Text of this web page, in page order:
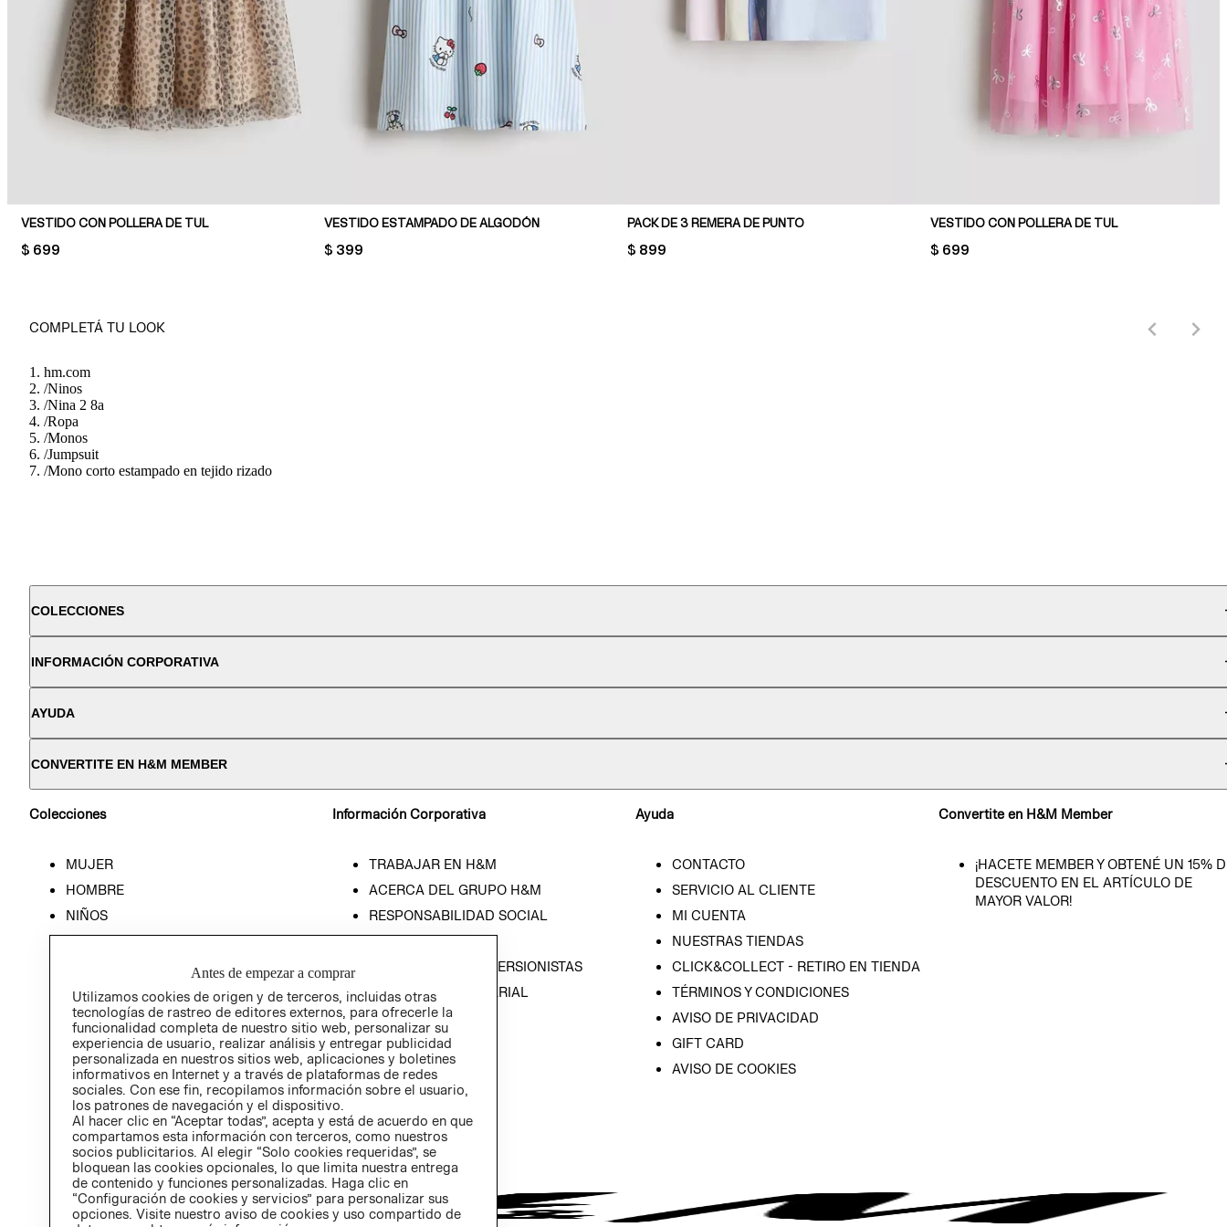
VESTIDO CON POLLERA DE TUL
PRICE:
$ 699
VESTIDO ESTAMPADO DE ALGODÓN
PRICE:
$ 399
PACK DE 3 REMERA DE PUNTO
PRICE:
$ 899
VESTIDO CON POLLERA DE TUL
PRICE:
$ 699
COMPLETÁ TU LOOK
hm.com
/Ninos
/Nina 2 8a
/Ropa
/Monos
/Jumpsuit
/Mono corto estampado en tejido rizado
COLECCIONES
INFORMACIÓN CORPORATIVA
AYUDA
CONVERTITE EN H&M MEMBER
Colecciones
MUJER
HOMBRE
NIÑOS
HOME
Información Corporativa
TRABAJAR EN H&M
ACERCA DEL GRUPO H&M
RESPONSABILIDAD SOCIAL
PRENSA
RELACIÓN CON INVERSIONISTAS
POLÍTICA EMPRESARIAL
Ayuda
CONTACTO
SERVICIO AL CLIENTE
MI CUENTA
NUESTRAS TIENDAS
CLICK&COLLECT - RETIRO EN TIENDA
TÉRMINOS Y CONDICIONES
AVISO DE PRIVACIDAD
GIFT CARD
AVISO DE COOKIES
Convertite en H&M Member
¡HACETE MEMBER Y OBTENÉ UN 15%
DESCUENTO EN EL ARTÍCULO DE
MAYOR VALOR!
Antes de empezar a comprar
Utilizamos cookies de origen y de terceros, incluidas otras
tecnologías de rastreo de editores externos, para ofrecerle la
funcionalidad completa de nuestro sitio web, personalizar su
experiencia de usuario, realizar análisis y entregar publicidad
personalizada en nuestros sitios web, aplicaciones y boletines
informativos en Internet y a través de plataformas de redes
sociales. Con ese fin, recopilamos información sobre el usuario,
los patrones de navegación y el dispositivo.
Al hacer clic en “Aceptar todas”, acepta y está de acuerdo en que
compartamos esta información con terceros, como nuestros
socios publicitarios. Al elegir “Solo cookies requeridas”, se
bloquean las cookies opcionales, lo que limita nuestra entrega
de contenido y funciones personalizadas. Haga clic en
“Configuración de cookies y servicios” para personalizar sus
opciones. Visite nuestro aviso de cookies y uso compartido de